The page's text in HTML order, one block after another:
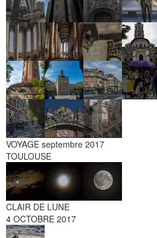
VOYAGE septembre 2017
TOULOUSE
CLAIR DE LUNE
4 OCTOBRE 2017